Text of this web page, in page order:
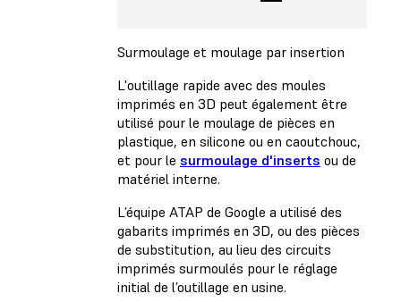
Surmoulage et moulage par insertion
L'outillage rapide avec des moules
imprimés en 3D peut également être
utilisé pour le moulage de pièces en
plastique, en silicone ou en caoutchouc,
et pour le surmoulage d'inserts ou de
matériel interne.
L’équipe ATAP de Google a utilisé des
gabarits imprimés en 3D, ou des pièces
de substitution, au lieu des circuits
imprimés surmoulés pour le réglage
initial de l’outillage en usine.